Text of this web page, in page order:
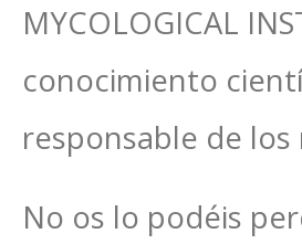
MYCOLOGICAL
conocimiento
responsable de
No os lo podéis